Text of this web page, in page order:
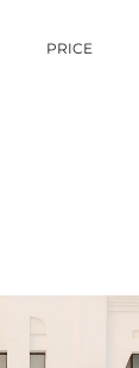
PRICE